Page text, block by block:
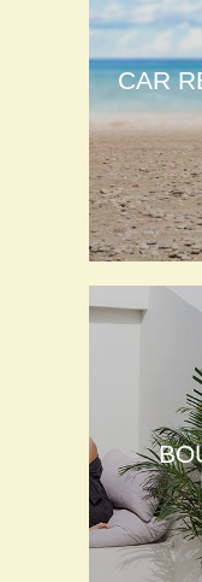
CAR